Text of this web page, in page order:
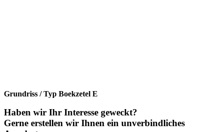
Grundriss / Typ Boekzetel E
Haben wir Ihr Interesse geweckt?
Gerne erstellen wir Ihnen ein unverbindliches